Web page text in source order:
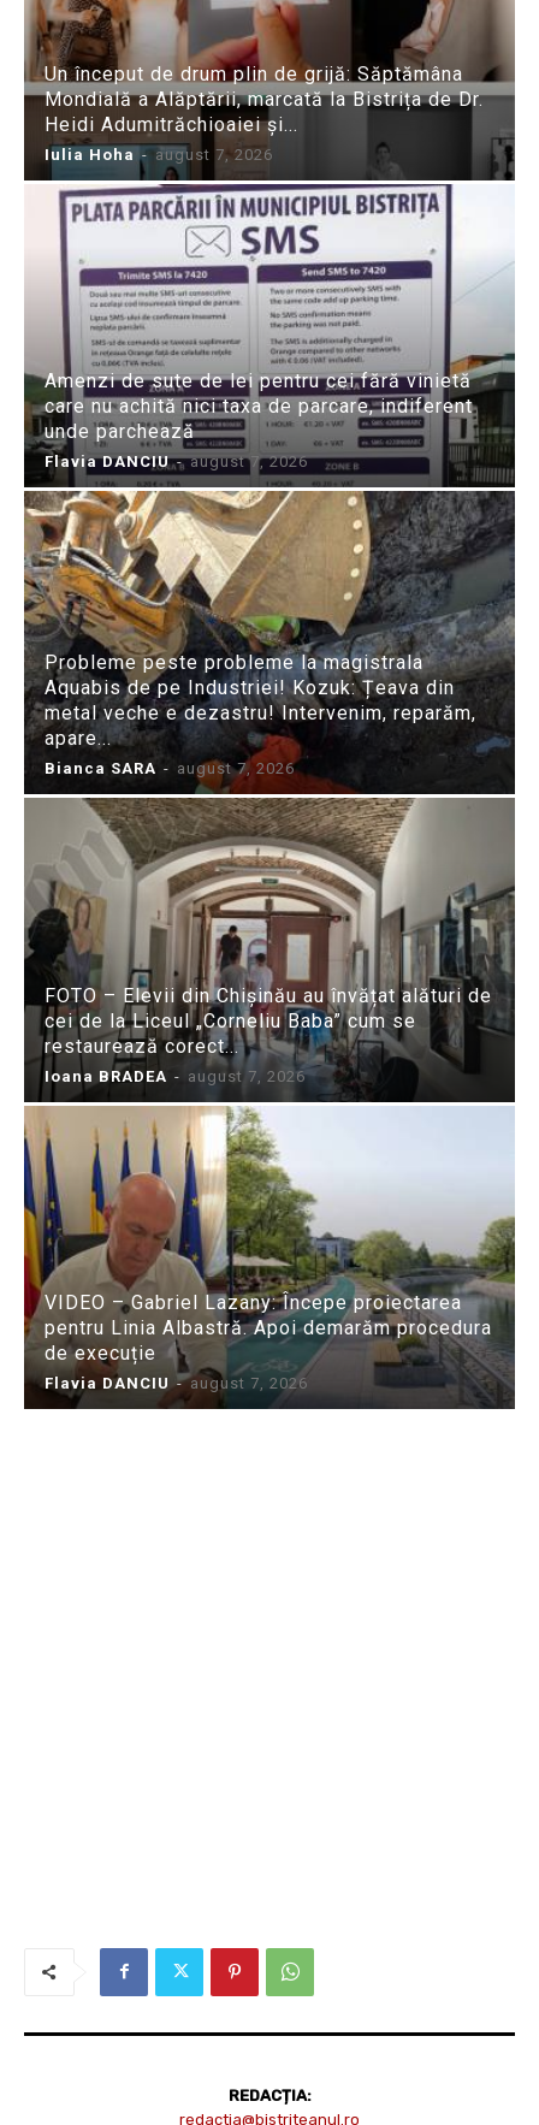
Un început de drum plin de grijă: Săptămâna
Mondială a Alăptării, marcată la Bistrița de Dr.
Heidi Adumitrăchioaiei și...
Iulia Hoha - august 7, 2026
Amenzi de sute de lei pentru cei fără vinietă
care nu achită nici taxa de parcare, indiferent
unde parchează
Flavia DANCIU - august 7, 2026
Probleme peste probleme la magistrala
Aquabis de pe Industriei! Kozuk: Țeava din
metal veche e dezastru! Intervenim, reparăm,
apare...
Bianca SARA - august 7, 2026
FOTO – Elevii din Chișinău au învățat alături de
cei de la Liceul „Corneliu Baba” cum se
restaurează corect...
Ioana BRADEA - august 7, 2026
VIDEO – Gabriel Lazany: Începe proiectarea
pentru Linia Albastră. Apoi demarăm procedura
de execuție
Flavia DANCIU - august 7, 2026
REDACȚIA:
redactia@bistriteanul.ro